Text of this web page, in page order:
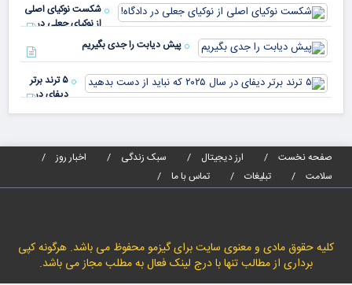
شکست نوکیای اصلی
از نوکیای جعلی در
دادگاه!
پیش دیابت را جدی بگیریم
۵ ترند برتر
دیفای در
صفحه نخست
ارز دیجیتال سبک زندگی
اخبار روز
سلامت
تبلیغات تماس با ما
کلیه حقوق مادی و معنوی سایت برای گیزمو محفوظ می باشد. هرگونه کپی
برداری از مطالب تنها با درج لینک فعال به مطلب مجاز می باشد.